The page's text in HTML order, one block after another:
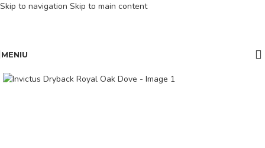
Skip to navigation Skip to main content
MENIU